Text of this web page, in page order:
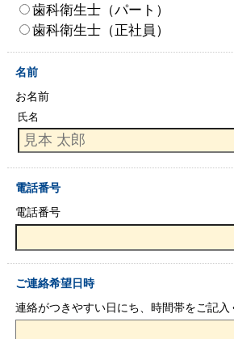
歯科衛生士（パート）
歯科衛生士（正社員）
名前
お名前
氏名
電話番号
電話番号
ご連絡希望日時
連絡がつきやすい日にち、時間帯をご記入